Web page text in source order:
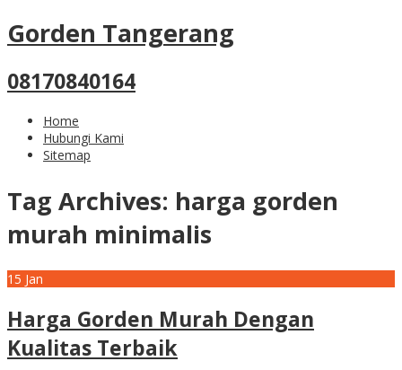
Gorden Tangerang
08170840164
Home
Hubungi Kami
Sitemap
Tag Archives: harga gorden
murah minimalis
15 Jan
Harga Gorden Murah Dengan
Kualitas Terbaik